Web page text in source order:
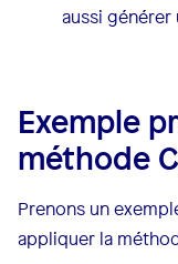
aussi générer
Exemple
méthode
Prenons un
appliquer la